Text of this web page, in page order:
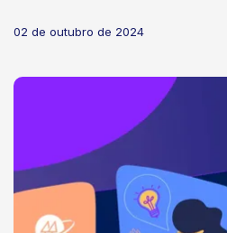
02 de outubro de 2024